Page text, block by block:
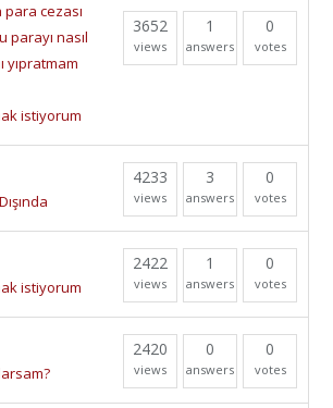
cezası
parayı nasıl
yıpratmam
istiyorum
3652
views
1
answers
0
votes
4233
views
3
answers
0
votes
istiyorum
2422
views
1
answers
0
votes
2420
views
0
answers
0
votes